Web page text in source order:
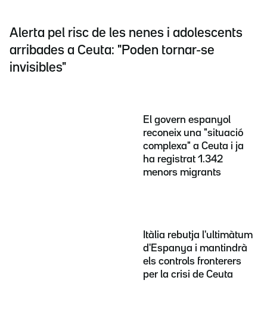
Alerta pel risc de les nenes i adolescents
arribades a Ceuta: "Poden tornar-se
invisibles"
El govern espanyol
reconeix una "situació
complexa" a Ceuta i ja
ha registrat 1.342
menors migrants
Itàlia rebutja l'ultimàtum
d'Espanya i mantindrà
els controls fronterers
per la crisi de Ceuta